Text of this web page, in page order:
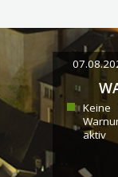
Keine
aktiv